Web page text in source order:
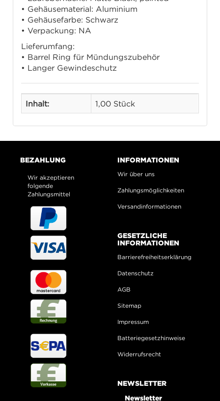
• Gehäusematerial: Aluminium
• Gehäusefarbe: Schwarz
• Verpackung: NA
Lieferumfang:
• Barrel Ring für Mündungszubehör
• Langer Gewindeschutz
Inhalt: 1,00 Stück
BEZAHLUNG
Wir akzeptieren
folgende
Zahlungsmittel
INFORMATIONEN
Wir über uns
Zahlungsmöglichkeiten
Versandinformationen
GESETZLICHE
INFORMATIONEN
Barrierefreiheitserklärung
Datenschutz
AGB
Sitemap
Impressum
Batteriegesetzhinweise
Widerrufsrecht
NEWSLETTER
Newsletter